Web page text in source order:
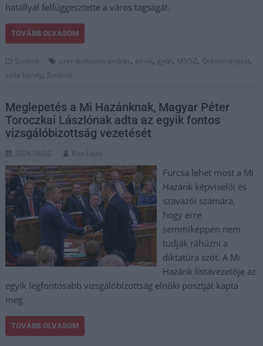
hatállyal felfüggesztette a város tagságát.
TOVÁBB OLVASOM
Szolnok cser-palkovics andrás, elnök, győr, MJVSZ, Önkormányzat,
szita károly, Szolnok
Meglepetés a Mi Hazánknak, Magyar Péter
Toroczkai Lászlónak adta az egyik fontos
vizsgálóbizottság vezetését
2026.06.02. Kiss Lajos
Furcsa lehet most a Mi
Hazánk képviselői és
szavazói számára,
hogy erre
semmiképpen nem
tudják ráhúzni a
diktatúra szót. A Mi
Hazánk listavezetője az
egyik legfontosabb vizsgálóbizottság elnöki posztját kapta
meg.
TOVÁBB OLVASOM